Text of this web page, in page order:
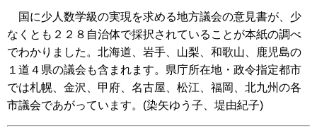
国に少人数学級の実現を求める地方議会の意見書が、少
なくとも２２８自治体で採択されていることが本紙の調べ
でわかりました。北海道、岩手、山梨、和歌山、鹿児島の
１道４県の議会も含まれます。県庁所在地・政令指定都市
では札幌、金沢、甲府、名古屋、松江、福岡、北九州の各
市議会であがっています。(染矢ゆう子、堤由紀子)